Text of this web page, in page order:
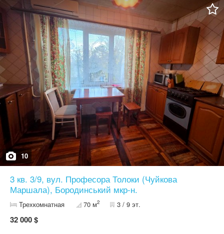
збільшена, вбудовані меблі з технікою на кухні залишаються.
Велика шафа-гардероб у передпокої, два кондиціонера.
Квартира світла, тепла, чистий під'їзд, тихий двір. Пропозиція
від АН "Парус" Телефонуйте! Тетяна.
10
3 кв. 3/9, вул. Професора Толоки (Чуйкова
Маршала), Бородинський мкр-н.
Трехкомнатная 70 м2 3 / 9 эт.
32 000 $